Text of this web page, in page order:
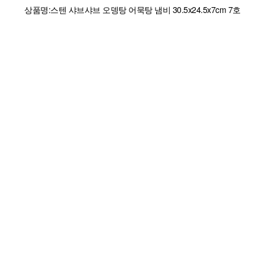
상품명:스텐 샤브샤브 오뎅탕 어묵탕 냄비 30.5x24.5x7cm 7호